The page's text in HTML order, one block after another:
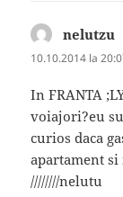
nelutzu
10.10.2014 la
In FRANTA
voiajori?eu
curios daca
apartament
////////nelutu